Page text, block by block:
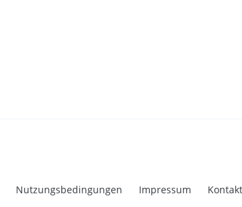
Nutzungsbedingungen Impressum Kontakt